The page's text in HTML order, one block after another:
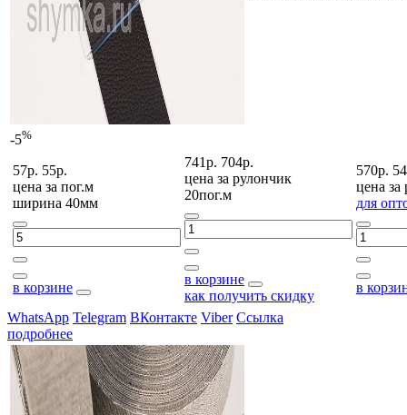
-5%
57р. 55р.
цена за пог.м
ширина 40мм
в корзине
741р. 704р.
цена за рулончик
20пог.м
в корзине
как получить скидку
570р.
цена за
для
в
WhatsApp Telegram ВКонтакте Viber Ссылка
подробнее